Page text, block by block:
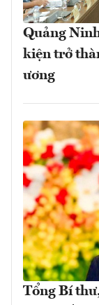
Quảng
kiện trở
ương
Tổng Bí